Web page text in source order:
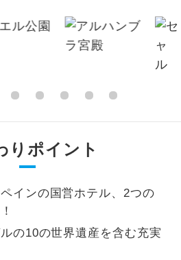
りポイント
インの国営ホテル、2つの
の10の世界遺産を含む充実
っくり聞くことができます。
様から出発可能な個人型プランで
様から出発可能な個人型プランで
とり様限定でご参加いただけるコー
す。
様1室利用でも追加料金がかからない
スです。
婦限定でご参加いただけるコースで